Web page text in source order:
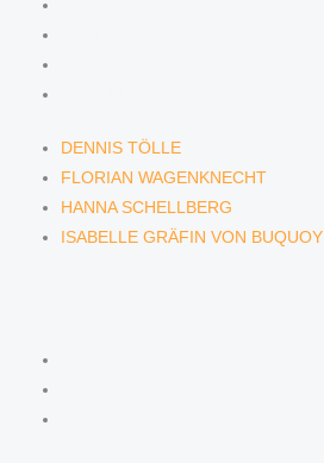
DENNIS TÖLLE
FLORIAN WAGENKNECHT
HANNA SCHELLBERG
ISABELLE GRÄFIN VON BUQUOY